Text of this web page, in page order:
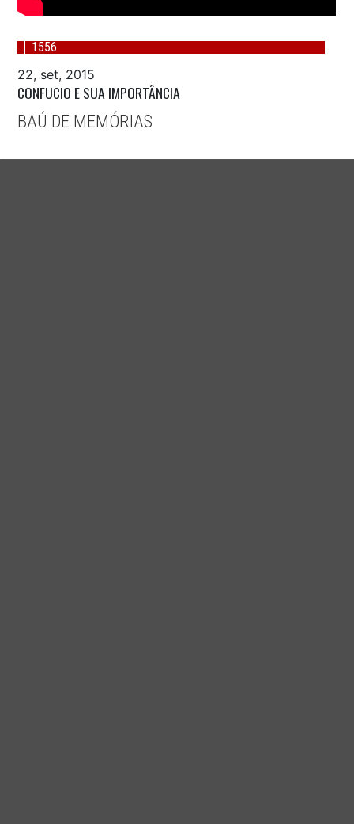
1556
22, set, 2015
CONFUCIO E SUA IMPORTÂNCIA
BAÚ DE MEMÓRIAS